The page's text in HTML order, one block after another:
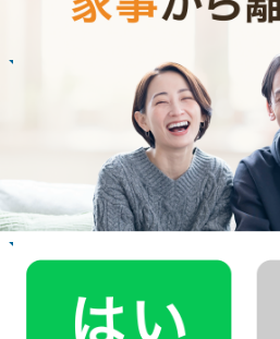
30代 男性 1人暮らし
趣味の時間を作りたいと思い家事代
お掃除
M.T.さん
30代 共働き 子育て中
まるで実家の母親が家事を手伝いに
安心感。